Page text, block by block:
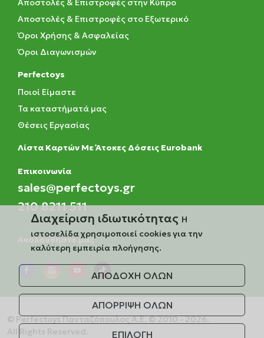
Αποστολές & Επιστροφές στην Κύπρο
Αποστολές & Επιστροφές στο Εξωτερικό
Όροι Χρήσης & Ασφαλείας
Όροι Διαγωνισμών
Perfectoys
Ποιοί Είμαστε
Τα καταστήματά μας
Θέσεις Εργασίας
Λίστα Καρτών Με Άτοκες Δόσεις Eurobank
Eπικοινωνία
sales@perfectoys.gr
210 8211 511
Ακολουθήστε μας
© Perfectoys Πανταζόπουλος Α.Ε. © 2010 - 2026.
All Rights Reserved.
Διαχείριση ιδιωτικότητας Η
ιστοσελίδα χρησιμοποιεί cookies για την
καλύτερη εμπειρία πλοήγησης.
ΑΠΟΔΟΧΗ ΟΛΩΝ
ΑΠΟΡΡΙΨΗ ΟΛΩΝ
ΕΠΙΛΟΓΗ